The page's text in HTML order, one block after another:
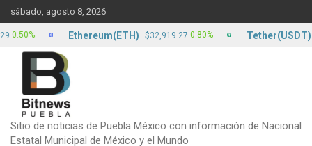
Skip
to
content
sábado, agosto 8, 2026
Sitio de noticias de Puebla México con información de Nacional
Estatal Municipal de México y el Mundo
Ethereum(ETH) $32,919.27 0.80% Tether(USDT)